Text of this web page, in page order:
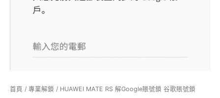
首頁 / 專業解鎖 / HUAWEI MATE RS 解Google賬號鎖 谷歌賬號鎖